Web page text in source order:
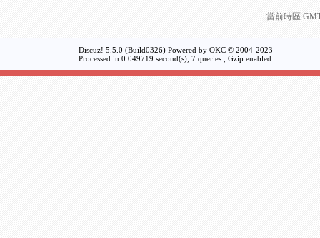
當前時區
Discuz! 5.5.0 (Build0326) Powered by OKC © 2004-2023
Processed in 0.049719 second(s), 7 queries , Gzip enabled